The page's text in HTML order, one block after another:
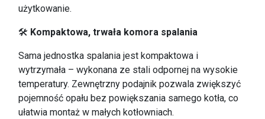
użytkowanie.
🛠 Kompaktowa, trwała komora spalania
Sama jednostka spalania jest kompaktowa i
wytrzymała – wykonana ze stali odpornej na wysokie
temperatury. Zewnętrzny podajnik pozwala zwiększyć
pojemność opału bez powiększania samego kotła, co
ułatwia montaż w małych kotłowniach.